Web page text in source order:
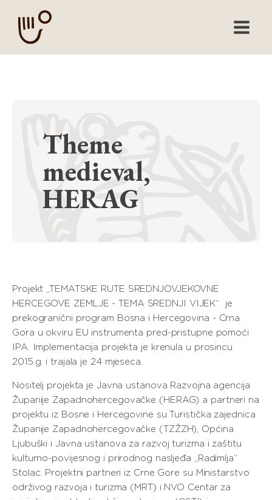
Theme
medieval,
HERAG
Projekt „TEMATSKE RUTE SREDNJOVJEKOVNE
HERCEGOVE ZEMLJE - TEMA SREDNJI VIJEK“ je
prekogranični program Bosna i Hercegovina - Crna
Gora u okviru EU instrumenta pred-pristupne pomoći
IPA. Implementacija projekta je krenula u prosincu
2015.g. i trajala je 24 mjeseca.
Nositelj projekta je Javna ustanova Razvojna agencija
Županije Zapadnohercegovačke (HERAG) a partneri na
projektu iz Bosne i Hercegovine su Turistička zajednica
Županije Zapadnohercegovačke (TZŽZH), Općina
Ljubuški i Javna ustanova za razvoj turizma i zaštitu
kulturno-povijesnog i prirodnog nasljeđa „Radimlja“
Stolac. Projektni partneri iz Crne Gore su Ministarstvo
održivog razvoja i turizma (MRT) i NVO Centar za